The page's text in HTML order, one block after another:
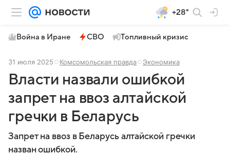
+28°
Война в Иране СВО Топливный кризис
31 июля 2025 Комсомольская правда Экономика
Власти назвали ошибкой
запрет на ввоз алтайской
гречки в Беларусь
Запрет на ввоз в Беларусь алтайской гречки
назван ошибкой.